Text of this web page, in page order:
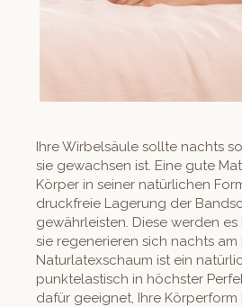
Ihre Wirbelsäule sollte nachts
sie gewachsen ist. Eine gute
Körper in seiner natürlichen
druckfreie Lagerung der
gewährleisten. Diese werden
sie regenerieren sich nachts am
Naturlatexschaum ist ein
punktelastisch in höchster
dafür geeignet, Ihre